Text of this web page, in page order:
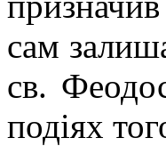
сам
св.
подіях